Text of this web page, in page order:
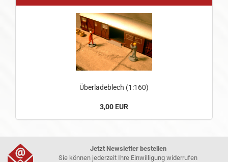
Überladeblech (1:160)
3,00 EUR
Jetzt Newsletter bestellen
Sie können jederzeit Ihre Einwilligung widerrufen